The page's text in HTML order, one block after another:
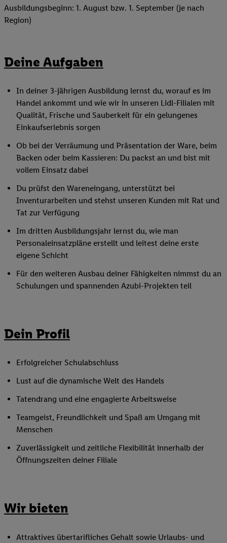
Ausbildungsbeginn: 1. August bzw. 1. September (je nach
Region)
Deine Aufgaben
In deiner 3-jährigen Ausbildung lernst du, worauf es im
Handel ankommt und wie wir in unseren Lidl-Filialen mit
Qualität, Frische und Sauberkeit für ein gelungenes
Einkaufserlebnis sorgen
Ob bei der Verräumung und Präsentation der Ware, beim
Backen oder beim Kassieren: Du packst an und bist mit
vollem Einsatz dabei
Du prüfst den Wareneingang, unterstützt bei
Inventurarbeiten und stehst unseren Kunden mit Rat und
Tat zur Verfügung
Im dritten Ausbildungsjahr lernst du, wie man
Personaleinsatzpläne erstellt und leitest deine erste
eigene Schicht
Für den weiteren Ausbau deiner Fähigkeiten nimmst du an
Schulungen und spannenden Azubi-Projekten teil
Dein Profil
Erfolgreicher Schulabschluss
Lust auf die dynamische Welt des Handels
Tatendrang und eine engagierte Arbeitsweise
Teamgeist, Freundlichkeit und Spaß am Umgang mit
Menschen
Zuverlässigkeit und zeitliche Flexibilität innerhalb der
Öffnungszeiten deiner Filiale
Wir bieten
Attraktives übertarifliches Gehalt sowie Urlaubs- und